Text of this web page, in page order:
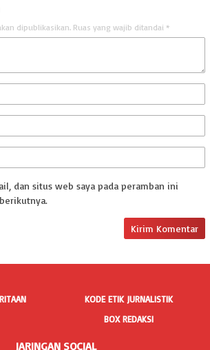
dipublikasikan. Ruas yang wajib ditandai *
dan situs web saya pada peramban ini
KODE ETIK JURNALISTIK
BOX REDAKSI
JARINGAN SOCIAL